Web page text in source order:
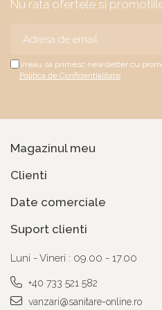
Nu rata ofertele si
Vreau sa primesc newsletter cu
Politica de Confidentialitate
Magazinul meu
Clienti
Date comerciale
Suport clienti
Luni - Vineri : 09.00 - 17.00
+40 733 521 582
vanzari@sanitare-online.ro